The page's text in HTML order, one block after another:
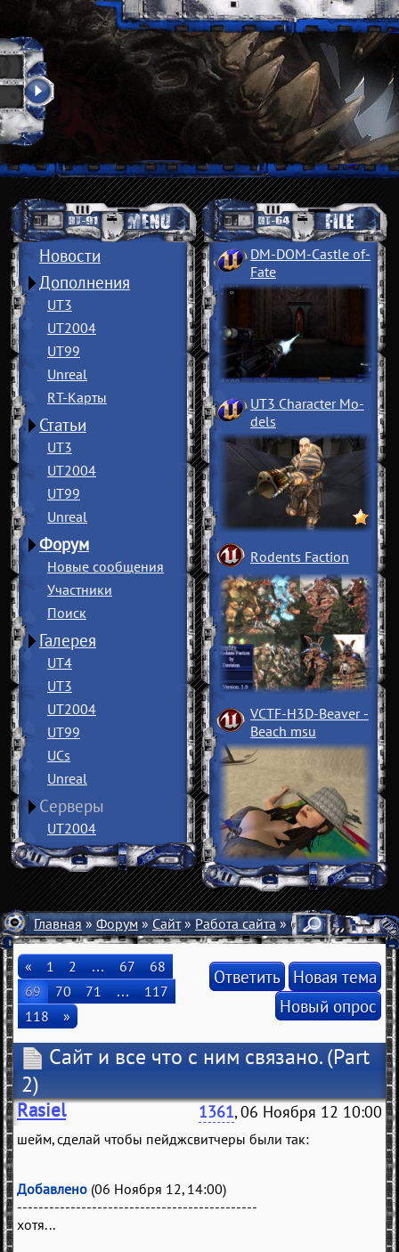
Новости
Дополнения
UT3
UT2004
UT99
Unreal
RT-Карты
Статьи
UT3
UT2004
UT99
Unreal
Форум
Новые сообщения
Участники
Поиск
Галерея
UT4
UT3
UT2004
UT99
UCs
Unreal
Серверы
UT2004
DM-DOM-Castle of­
Fate
UT3 Character Mo­
dels
Rodents Faction
VCTF-H3D-Beaver ­
Beach msu
Главная»Форум»Сайт»Работа сайта» Сайт и все что с
« 1 2 … 67
68
69
70 71 …
117
118
»
Ответить Новая тема
Новый опрос
Сайт и все что с ним связано.(Part
2)
Rasiel 1361, 06 Ноября 12 10:00
шейм, сделай чтобы пейджсвитчеры были так:
Добавлено (06 Ноября 12, 14:00)
---------------------------------------------
хотя...